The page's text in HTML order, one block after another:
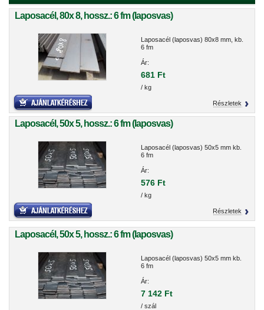
Laposacél, 80x 8, hossz.: 6 fm (laposvas)
Laposacél (laposvas) 80x8 mm, kb.
6 fm
Ár:
681 Ft
/ kg
Részletek
Laposacél, 50x 5, hossz.: 6 fm (laposvas)
Laposacél (laposvas) 50x5 mm kb.
6 fm
Ár:
576 Ft
/ kg
Részletek
Laposacél, 50x 5, hossz.: 6 fm (laposvas)
Laposacél (laposvas) 50x5 mm kb.
6 fm
Ár:
7 142 Ft
/ szál